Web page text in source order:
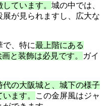
ています。 城の中では、
が見られますし、広大な
で、特に最上階にある
と装飾は必見です。
ガイ
の大阪城と、城下の様子
ます。
この金屏風はジャ